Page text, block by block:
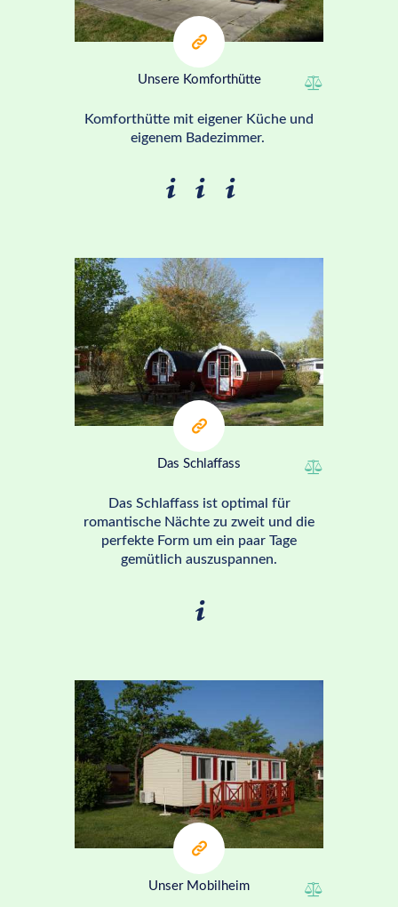
Unsere Komforthütte
Komforthütte mit eigener Küche und
eigenem Badezimmer.
ab 40€
Das Schlaffass
Das Schlaffass ist optimal für
romantische Nächte zu zweit und die
perfekte Form um ein paar Tage
gemütlich auszuspannen.
ab 70€
Unser Mobilheim